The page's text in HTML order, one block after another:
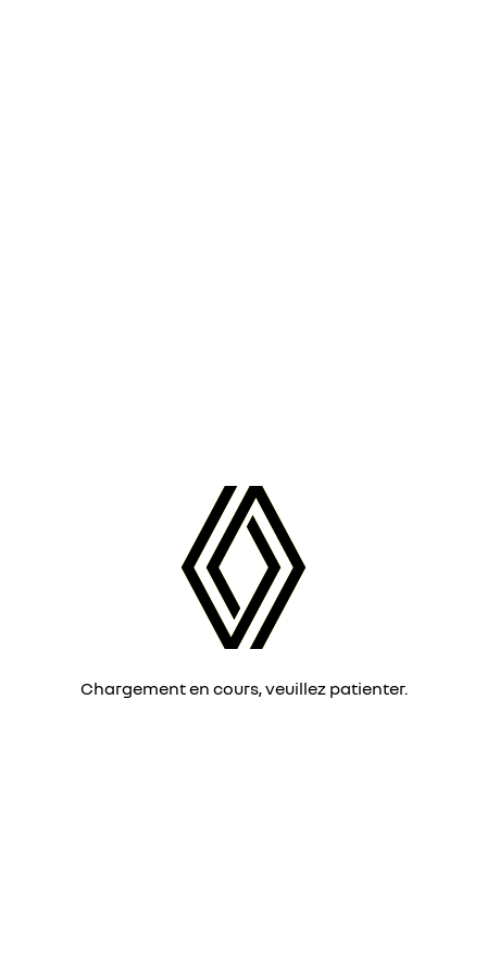
Chargement en cours, veuillez patienter.